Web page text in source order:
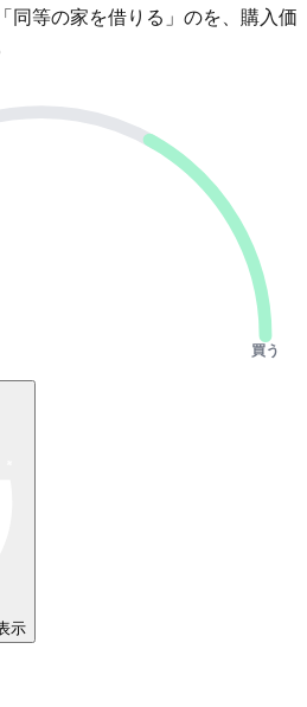
同等の家を借りる」のを、購入価
買う
示